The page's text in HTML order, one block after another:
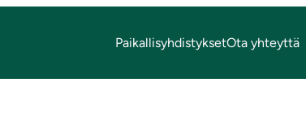
PaikallisyhdistyksetOta yhteyttä